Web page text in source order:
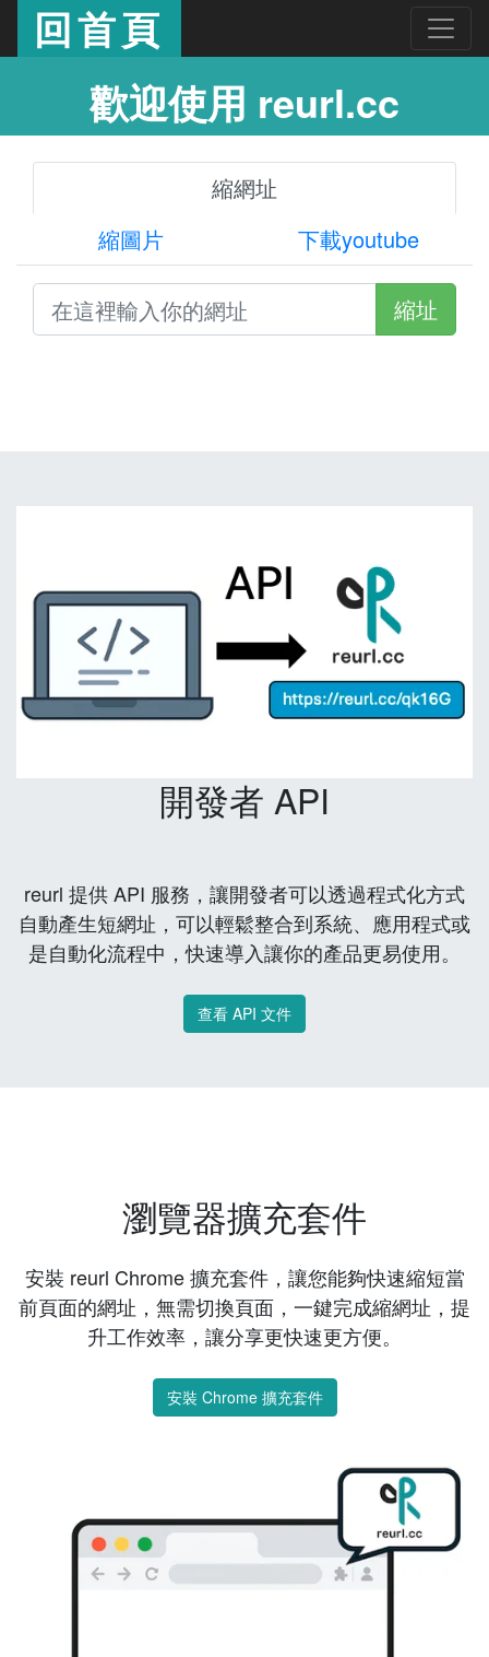
回首頁
歡迎使用 reurl.cc
縮網址
縮圖片
下載youtube
縮址
開發者 API
reurl 提供 API 服務，讓開發者可以透過程式化方式
自動產生短網址，可以輕鬆整合到系統、應用程式或
是自動化流程中，快速導入讓你的產品更易使用。
查看 API 文件
瀏覽器擴充套件
安裝 reurl Chrome 擴充套件，讓您能夠快速縮短當
前頁面的網址，無需切換頁面，一鍵完成縮網址，提
升工作效率，讓分享更快速更方便。
安裝 Chrome 擴充套件